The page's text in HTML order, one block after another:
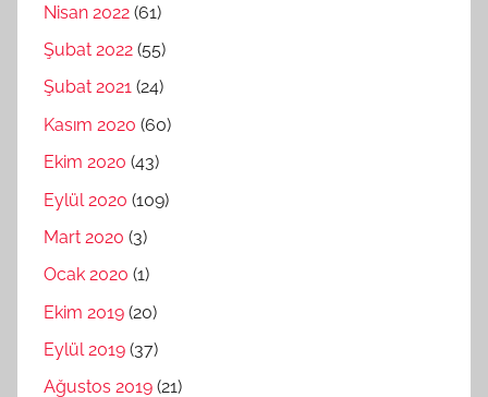
Nisan 2022 (61)
Şubat 2022 (55)
Şubat 2021 (24)
Kasım 2020 (60)
Ekim 2020 (43)
Eylül 2020 (109)
Mart 2020 (3)
Ocak 2020 (1)
Ekim 2019 (20)
Eylül 2019 (37)
Ağustos 2019 (21)